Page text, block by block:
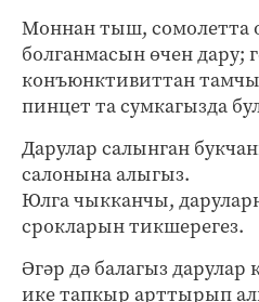
Моннан тыш, сомолетта
болганмасын өчен дару;
конъюнктивиттан
пинцет та сумкагызда
Дарулар салынган
салонына алыгыз.
Юлга чыкканчы,
срокларын тикшерегез.
Әгәр дә балагыз дарулар
ике тапкыр арттырып